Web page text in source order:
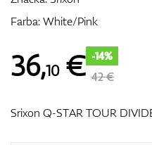
Farba: White/Pink
36,10€ -14%
42 €
Srixon Q-STAR TOUR